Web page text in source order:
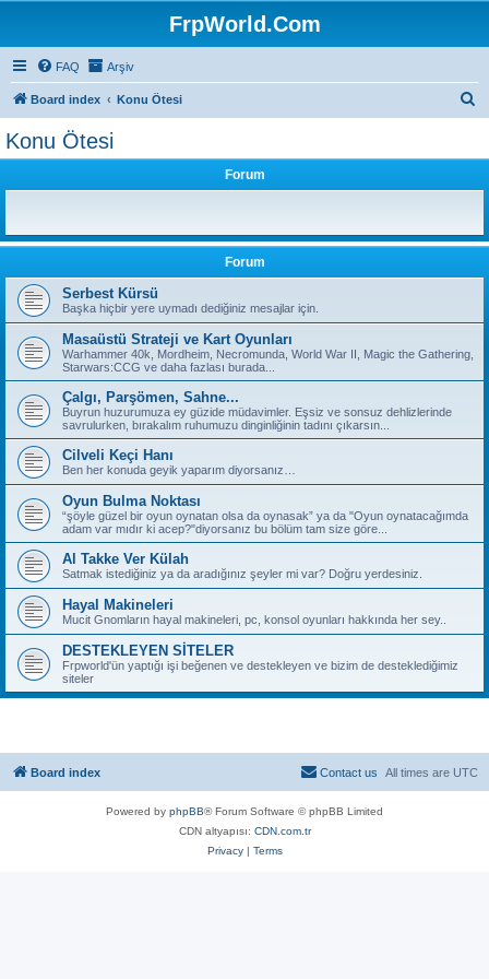
FrpWorld.Com
FAQ Arşiv
Board index Konu Ötesi
Konu Ötesi
Forum
Forum
Serbest Kürsü
Başka hiçbir yere uymadı dediğiniz mesajlar için.
Masaüstü Strateji ve Kart Oyunları
Warhammer 40k, Mordheim, Necromunda, World War II, Magic the Gathering,
Starwars:CCG ve daha fazlası burada...
Çalgı, Parşömen, Sahne...
Buyrun huzurumuza ey güzide müdavimler. Eşsiz ve sonsuz dehlizlerinde
savrulurken, bırakalım ruhumuzu dinginliğinin tadını çıkarsın...
Cilveli Keçi Hanı
Ben her konuda geyik yaparım diyorsanız…
Oyun Bulma Noktası
“şöyle güzel bir oyun oynatan olsa da oynasak” ya da "Oyun oynatacağımda
adam var mıdır ki acep?"diyorsanız bu bölüm tam size göre...
Al Takke Ver Külah
Satmak istediğiniz ya da aradığınız şeyler mi var? Doğru yerdesiniz.
Hayal Makineleri
Mucit Gnomların hayal makineleri, pc, konsol oyunları hakkında her sey..
DESTEKLEYEN SİTELER
Frpworld'ün yaptığı işi beğenen ve destekleyen ve bizim de desteklediğimiz
siteler
Board index All times are UTC
Contact us
Powered by phpBB® Forum Software © phpBB Limited
CDN altyapısı: CDN.com.tr
Privacy| Terms